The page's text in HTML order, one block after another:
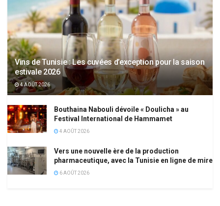
Vins de Tunisie : Les cuvées d’exception pour la saison
estivale 2026
4 AOÛT 2026
Bouthaina Nabouli dévoile « Doulicha » au
Festival International de Hammamet
4 AOÛT 2026
Vers une nouvelle ère de la production
pharmaceutique, avec la Tunisie en ligne de mire
6 AOÛT 2026